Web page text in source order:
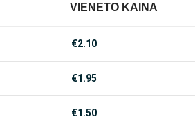
VIENETO KAINA
€2.10
€1.95
€1.50